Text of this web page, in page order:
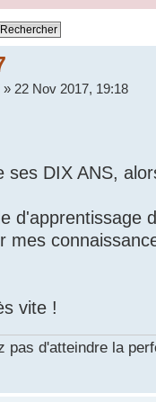
» 22 Nov 2017, 19:18
ses DIX ANS,
d'apprentissage
mes
vite !
pas d'atteindre la